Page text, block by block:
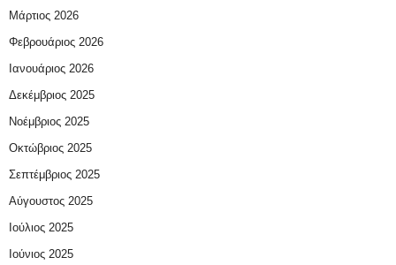
Μάρτιος 2026
Φεβρουάριος 2026
Ιανουάριος 2026
Δεκέμβριος 2025
Νοέμβριος 2025
Οκτώβριος 2025
Σεπτέμβριος 2025
Αύγουστος 2025
Ιούλιος 2025
Ιούνιος 2025